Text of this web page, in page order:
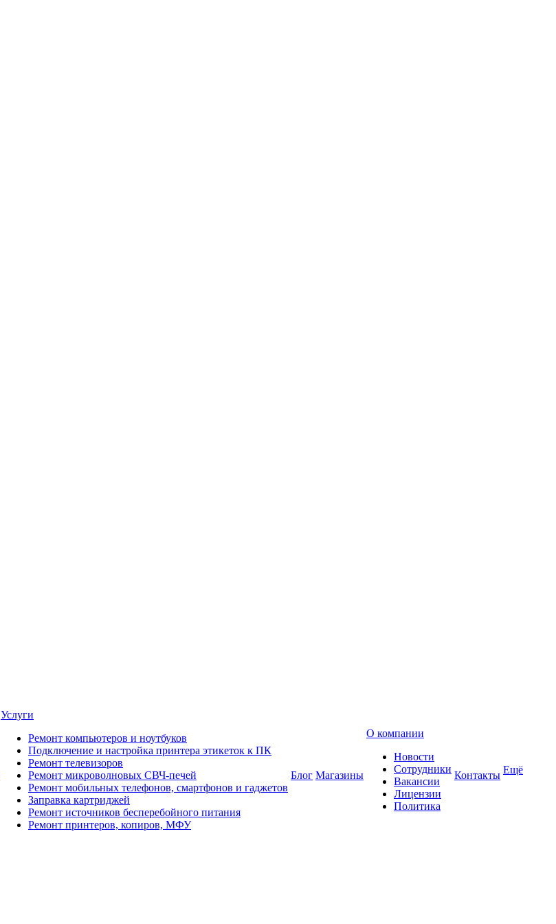
Услуги
Ремонт компьютеров и ноутбуков
Подключение и настройка принтера этикеток к ПК
Ремонт телевизоров
Ремонт микроволновых СВЧ-печей
Ремонт мобильных телефонов, смартфонов и гаджетов
Заправка картриджей
Ремонт источников бесперебойного питания
Ремонт принтеров, копиров, МФУ
Блог Магазины
О компании
Новости
Сотрудники
Вакансии
Лицензии
Политика
Контакты Ещё